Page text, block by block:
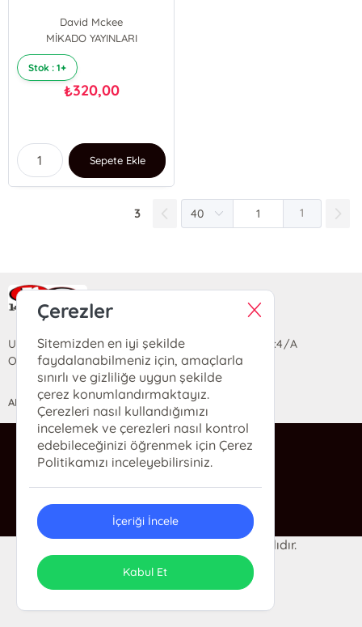
David Mckee
MİKADO YAYINLARI
Stok : 1+
₺320,00
Sepete Ekle
3 1
Ra Yayın Kitabevi
Uzun Sokak Saray Çarşısı Lara Sineması Girişi No:4/A
Ortahisar/TRABZON
ANASAYFA YARDIM İLETİŞİM
ra@rakitap.com
0(462) 326 49 71
© 2024 Ra Kitabevi. Her hakkı saklıdır.
Tasarım & Uygulama
Çerezler
Sitemizden en iyi şekilde
faydalanabilmeniz için, amaçlarla
sınırlı ve gizliliğe uygun şekilde
çerez konumlandırmaktayız.
Çerezleri nasıl kullandığımızı
incelemek ve çerezleri nasıl kontrol
edebileceğinizi öğrenmek için Çerez
Politikamızı inceleyebilirsiniz.
İçeriği İncele
Kabul Et